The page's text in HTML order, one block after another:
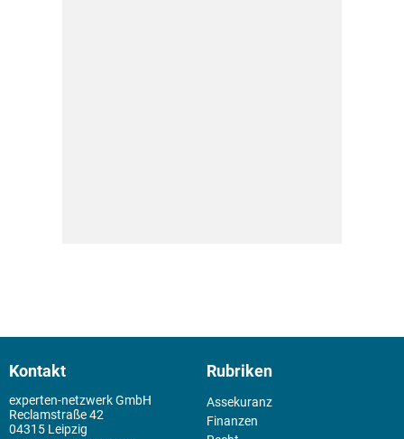
Kontakt
experten-netzwerk GmbH
Reclamstraße 42
04315 Leipzig
Rubriken
Assekuranz
Finanzen